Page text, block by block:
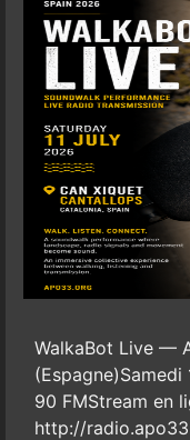
WalkaBot Live —
(Espagne)Samedi
90 FMStream en
http://